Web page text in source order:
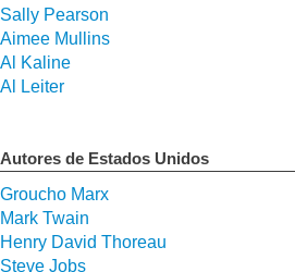
Sally Pearson
Aimee Mullins
Al Kaline
Al Leiter
Autores de Estados Unidos
Groucho Marx
Mark Twain
Henry David Thoreau
Steve Jobs